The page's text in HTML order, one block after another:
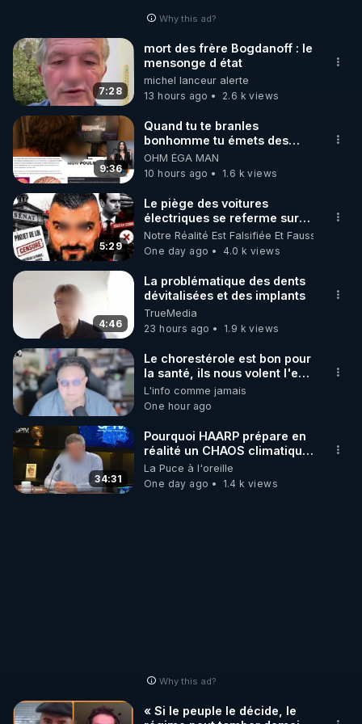
🌱 INSTAGRAM
https://www.instagram.com/rdlr_thierrycasasnovas/
http://rgnr.li/instagram
🌱 LA NEWSLETTER
Pour ne pas rater l’actualité RGNR (stages,
http://rgnr.li/news
🌱 VIDÉOS NON CENSURÉES SUR ODYSEE
Toutes les vidéos Youtube sont aussi sur la
http://rgnr.li/odysee
🌱 LES STAGES EN PRÉSENTIEL
http://rgnr.li/stages
_________
LES CODES PROMO DES PARTENAIRES
▶ 10 % de réduction sur les extracteurs de la
Why this ad?
7:28
mort des frère Bogdanoff : le
mensonge d état
michel lanceur alerte
13 hours ago
2.6 k views
9:36
Quand tu te branles
bonhomme tu émets des
ondes ils ont juste omis de
t'expliquer
OHM ÉGA MAN
10 hours ago
1.6 k views
5:29
Le piège des voitures
électriques se referme sur
les usagers !
Notre Réalité Est Falsifiée Et Fausse
One day ago
4.0 k views
4:46
La problématique des dents
dévitalisées et des implants
TrueMedia
23 hours ago
1.9 k views
Le chorestérole est bon pour
la santé, ils nous volent l'eau
! 😒🤢😡
https://odysee.com/@anonyme:d3/
L'info comme jamais
One hour ago
34:31
Pourquoi HAARP prépare en
réalité un CHAOS climatique,
on répond
La Puce à l'oreille
One day ago
1.4 k views
Why this ad?
« Si le peuple le décide, le